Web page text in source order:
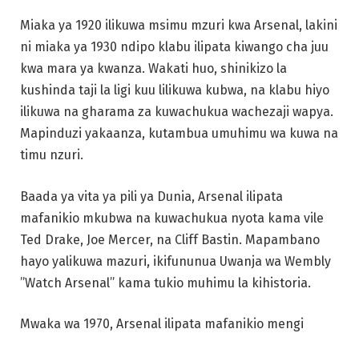
Miaka ya 1920 ilikuwa msimu mzuri kwa Arsenal, lakini
ni miaka ya 1930 ndipo klabu ilipata kiwango cha juu
kwa mara ya kwanza. Wakati huo, shinikizo la
kushinda taji la ligi kuu lilikuwa kubwa, na klabu hiyo
ilikuwa na gharama za kuwachukua wachezaji wapya.
Mapinduzi yakaanza, kutambua umuhimu wa kuwa na
timu nzuri.
Baada ya vita ya pili ya Dunia, Arsenal ilipata
mafanikio mkubwa na kuwachukua nyota kama vile
Ted Drake, Joe Mercer, na Cliff Bastin. Mapambano
hayo yalikuwa mazuri, ikifununua Uwanja wa Wembly
”Watch Arsenal” kama tukio muhimu la kihistoria.
Mwaka wa 1970, Arsenal ilipata mafanikio mengi